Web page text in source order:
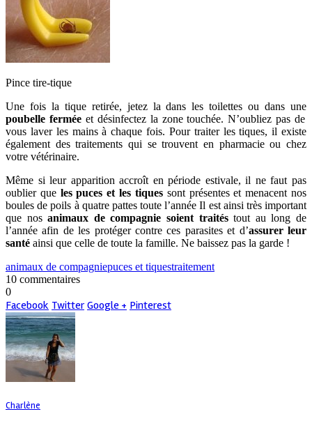
Pince tire-tique
Une fois la tique retirée, jetez la dans les toilettes ou dans une
poubelle ferméeet désinfectez la zone touchée. N’oubliez pas de
vous laver les mains à chaque fois. Pour traiter les tiques, il existe
également des traitements qui se trouvent en pharmacie ou chez
votre vétérinaire.
Même si leur apparition accroît en période estivale, il ne faut pas
oublier que les puces et les tiquessont présentes et menacent nos
boules de poils à quatre pattes toute l’année Il est ainsi très important
que nosanimaux de compagnie soient traitéstout au long de
l’année afin de les protéger contre ces parasites et d’assurer leur
santé ainsi que celle de toute la famille. Ne baissez pas la garde !
animaux de compagniepuces et tiquestraitement
10 commentaires
0
Facebook Twitter Google + Pinterest
Charlène